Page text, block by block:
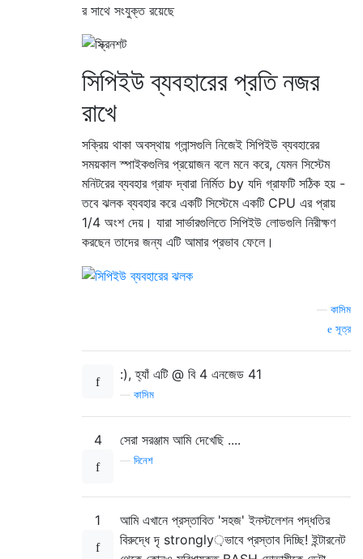
র সাথে সংযুক্ত রয়েছে
সিপিইউ ব্যবহারের প্রতি নজর
রাখে
সক্রিয় থাকা অবস্থায় গ্লান্সগুলি নিজেই সিপিইউ ব্যবহারের
সময়কাল স্পাইকগুলির প্রয়োজন বলে মনে করে, যেমন সিস্টেম
মনিটরের ব্যবহার গ্রাফ দ্বারা নির্মিত by যদি গ্রাফটি সঠিক হয় -
তবে ঝলক ব্যবহার করে একটি সিস্টেমে একটি CPU এর প্রায়
1/4 অংশ দেয়। যারা সার্ভারগুলিতে সিপিইউ লোডগুলি নিরীক্ষণ
করছেন তাদের জন্য এটি আমার প্রভাব ফেলে।
কাসিম
সূত্র
:), হ্যাঁ এটি @ বি 4 এনজেড 41
কাসিম
4 সেরা সরঞ্জাম আমি দেখেছি ....
দিনেশ
1
আমি এখানে প্রস্তাবিত 'সহজ' ইনস্টলেশন পদ্ধতির
বিরুদ্ধে দৃ strongly়ভাবে প্রস্তাব দিচ্ছি! ইন্টারনেট